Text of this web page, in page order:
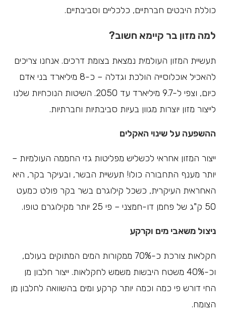
כוללת היבטים חברתיים, כלכליים וסביבתיים.
למה מזון בר קיימא חשוב?
תעשיית המזון העולמית נמצאת בצומת דרכים. אנחנו צריכים
להאכיל אוכלוסייה הולכת וגדלה – כ-8 מיליארד בני אדם
כיום, וצפי ל-9.7 מיליארד עד 2050. השיטות הנוכחיות שלנו
לייצור מזון יוצרות מגוון בעיות סביבתיות וחברתיות.
ההשפעה על שינוי האקלים
ייצור המזון אחראי לכשליש מפליטות גזי החממה העולמיות –
יותר מענף התחבורה כולו! תעשיית הבשר, ובעיקר בקר, היא
האחראית העיקרית, כשכל קילוגרם בשר בקר פולט כמעט
50 ק"ג של פחמן דו-חמצני – פי 25 יותר מקילוגרם טופו.
ניצול משאבי מים וקרקע
חקלאות צורכת כ-70% ממקורות המים המתוקים בעולם,
וכ-40% משטח היבשות משמש לחקלאות. ייצור חלבון מן
החי דורש פי כמה וכמה יותר קרקע ומים בהשוואה לחלבון מן
הצומח.